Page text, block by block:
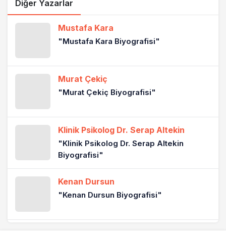
Diğer Yazarlar
Mustafa Kara
"Mustafa Kara Biyografisi"
Murat Çekiç
"Murat Çekiç Biyografisi"
Klinik Psikolog Dr. Serap Altekin
"Klinik Psikolog Dr. Serap Altekin
Biyografisi"
Kenan Dursun
"Kenan Dursun Biyografisi"